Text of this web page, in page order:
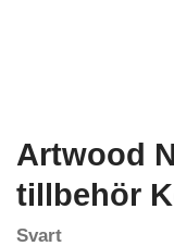
Artwood
tillbehör
Svart